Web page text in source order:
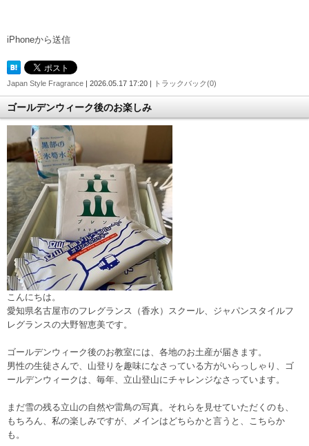
iPhoneから送信
Japan Style Fragrance | 2026.05.17 17:20 | トラックバック(0)
ゴールデンウィーク後のお楽しみ
こんにちは。
愛知県名古屋市のフレグランス（香水）スクール、ジャパンスタイルフ
レグランスの大野智恵美です。
ゴールデンウィーク後のお教室には、各地のお土産が届きます。
男性の生徒さんで、山登りを趣味になさっている方がいらっしゃり、ゴ
ールデンウィークは、毎年、立山登山にチャレンジなさっています。
まだ雪の残る立山の自然や雷鳥の写真。それらを見せていただくのも、
もちろん、私の楽しみですが、メインはどちらかと言うと、こちらか
も。